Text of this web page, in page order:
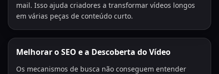
mail. Isso ajuda criadores a transformar vídeos longos
em várias peças de conteúdo curto.
Melhorar o SEO e a Descoberta do Vídeo
Os mecanismos de busca não conseguem entender